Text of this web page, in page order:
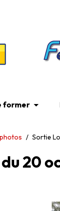
former
/ Sortie
20